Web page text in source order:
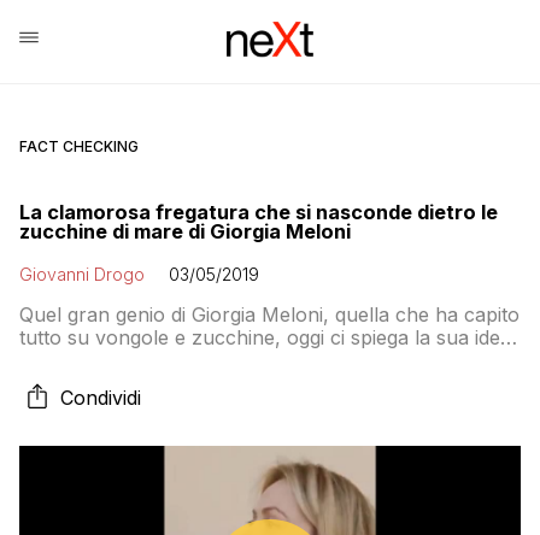
FACT CHECKING
La clamorosa fregatura che si nasconde dietro le
zucchine di mare di Giorgia Meloni
Giovanni Drogo 03/05/2019
Quel gran genio di Giorgia Meloni, quella che ha capito
tutto su vongole e zucchine, oggi ci spiega la sua idea
sovrano è quello che si occupa di decidere in maniera
sovrana sulla lunghezza delle zucchine e poi cedere
dei confini e la politica estera. Ma non erano sovranisti
Condividi